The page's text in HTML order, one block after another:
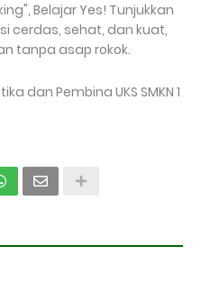
Belajar Yes! Tunjukkan
cerdas, sehat, dan kuat,
tanpa asap rokok.
dan Pembina UKS SMKN 1